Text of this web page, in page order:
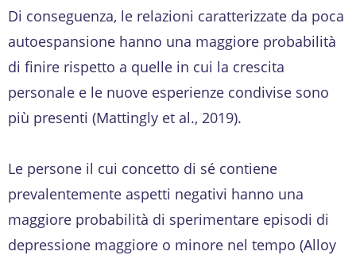
Di conseguenza, le relazioni caratterizzate da poca
autoespansione hanno una maggiore probabilità
di finire rispetto a quelle in cui la crescita
personale e le nuove esperienze condivise sono
più presenti (Mattingly et al., 2019).
Le persone il cui concetto di sé contiene
prevalentemente aspetti negativi hanno una
maggiore probabilità di sperimentare episodi di
depressione maggiore o minore nel tempo (Alloy